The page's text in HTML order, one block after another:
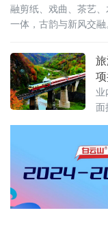
融剪纸、戏曲、茶艺
一体，古韵与新风交
业
面
强
融
力